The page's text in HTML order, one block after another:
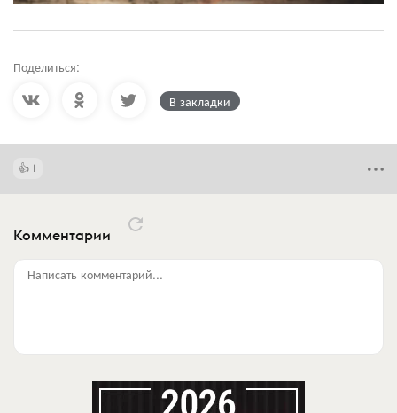
Поделиться:
В закладки
1
Комментарии
Написать комментарий...